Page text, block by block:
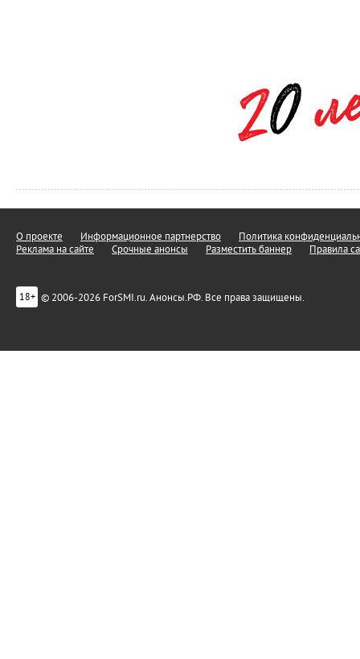
О проекте Информационное партнерство
Политика
Реклама на сайте
Срочные анонсы Разместить баннер Правила
18+ © 2006-2026 ForSMI.ru. Анонсы.РФ. Все права защищены.